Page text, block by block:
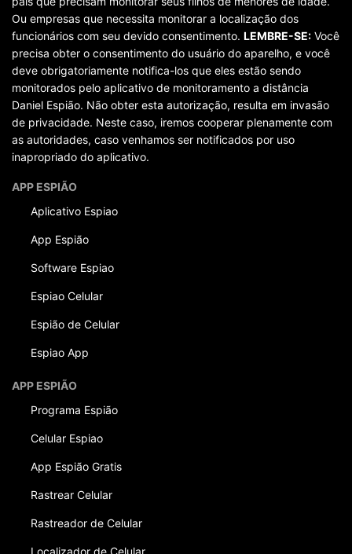
Ou empresas que necessita monitorar a localização dos
funcionários com seu devido consentimento. LEMBRE-SE: Você
precisa obter o consentimento do usuário do aparelho, e você
deve obrigatoriamente notifica-los que eles estão sendo
monitorados pelo aplicativo de monitoramento a distância
Daniel Espião. Não obter esta autorização, resulta em invasão
de privacidade. Neste caso, iremos cooperar plenamente com
as autoridades, caso venhamos ser notificados por uso
inapropriado do aplicativo.
APP ESPIÃO
Aplicativo Espiao
App Espião
Software Espiao
Espiao Celular
Espião de Celular
Espiao App
APP ESPIÃO
Programa Espião
Celular Espiao
App Espião Gratis
Rastrear Celular
Rastreador de Celular
Localizador de Celular